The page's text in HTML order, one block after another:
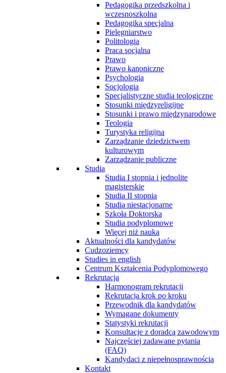
Pedagogika przedszkolna i
wczesnoszkolna
Pedagogika specjalna
Pielęgniarstwo
Politologia
Praca socjalna
Prawo
Prawo kanoniczne
Psychologia
Socjologia
Specjalistyczne studia teologiczne
Stosunki międzyreligijne
Stosunki i prawo międzynarodowe
Teologia
Turystyka religijna
Zarządzanie dziedzictwem
kulturowym
Zarządzanie publiczne
Studia
Studia I stopnia i jednolite
magisterskie
Studia II stopnia
Studia niestacjonarne
Szkoła Doktorska
Studia podyplomowe
Więcej niż nauka
Aktualności dla kandydatów
Cudzoziemcy
Studies in english
Centrum Kształcenia Podyplomowego
Rekrutacja
Harmonogram rekrutacji
Rekrutacja krok po kroku
Przewodnik dla kandydatów
Wymagane dokumenty
Statystyki rekrutacji
Konsultacje z doradcą zawodowym
Najczęściej zadawane pytania
(FAQ)
Kandydaci z niepełnosprawnością
Kontakt